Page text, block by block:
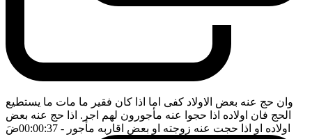
وان حج عنه بعض الاولاد كفى اما اذا كان فقير ما مات ما يستطيع
الحج فان اولاده اذا حجوا عنه مأجورون لهم اجر. اذا حج عنه بعض
اولاده او اذا حجت عنه زوجته او بعض اقاربه مأجور - 00:00:37 ضَ